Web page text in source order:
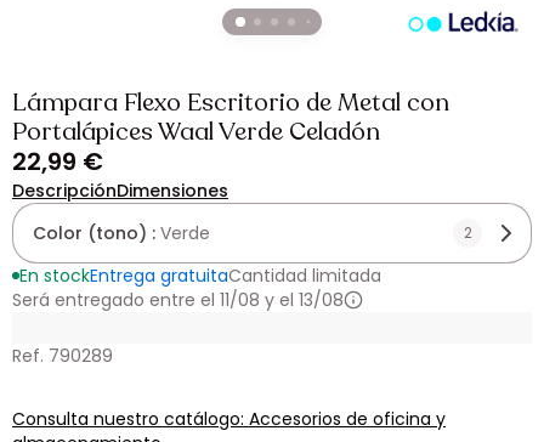
Lámpara Flexo Escritorio de Metal con
Portalápices Waal Verde Celadón
22,99 €
DescripciónDimensiones
Color (tono) : Verde 2
En stockEntrega gratuitaCantidad limitada
Será entregado entre el 11/08 y el 13/08
Ref. 790289
Consulta nuestro catálogo: Accesorios de oficina y